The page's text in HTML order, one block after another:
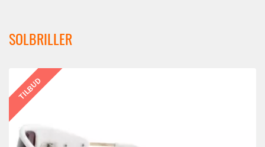
SOLBRILLER
TILBUD